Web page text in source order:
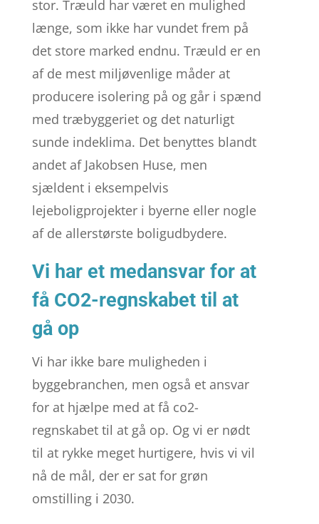
stor. Træuld har været en mulighed
længe, som ikke har vundet frem på
det store marked endnu. Træuld er en
af de mest miljøvenlige måder at
producere isolering på og går i spænd
med træbyggeriet og det naturligt
sunde indeklima. Det benyttes blandt
andet af Jakobsen Huse, men
sjældent i eksempelvis
lejeboligprojekter i byerne eller nogle
af de allerstørste boligudbydere.
Vi har et medansvar for at
få CO2-regnskabet til at
gå op
Vi har ikke bare muligheden i
byggebranchen, men også et ansvar
for at hjælpe med at få co2-
regnskabet til at gå op. Og vi er nødt
til at rykke meget hurtigere, hvis vi vil
nå de mål, der er sat for grøn
omstilling i 2030.